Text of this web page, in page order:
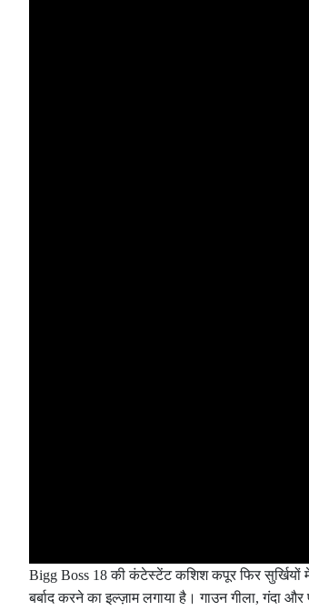
Bigg Boss 18 की कंटेस्टेंट कशिश कपूर फिर सुर्खियों
बर्बाद करने का इल्ज़ाम लगाया है। गाउन गीला, गंदा